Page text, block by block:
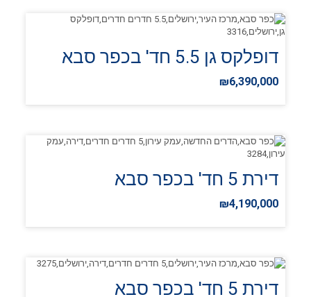
דופלקס גן 5.5 חד' בכפר סבא
₪6,390,000
דירת 5 חד' בכפר סבא
₪4,190,000
דירת 5 חד' בכפר סבא